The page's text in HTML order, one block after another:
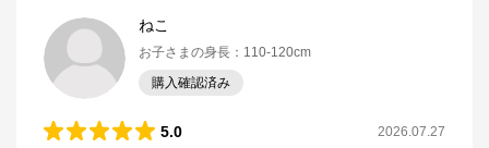
ねこ
お子さまの身長 ： 110-120cm
購入確認済み
5.0 2026.07.27